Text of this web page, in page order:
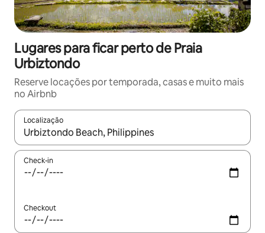
Lugares para ficar perto de Praia
Urbiztondo
Reserve locações por temporada, casas e muito mais
no Airbnb
Localização
Quando os resultados estiverem disponíveis, explore-os
Check-in
Checkout